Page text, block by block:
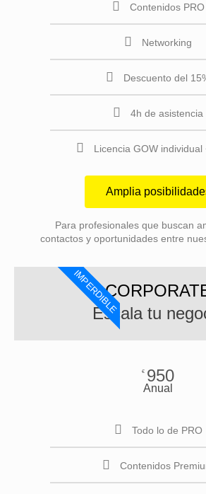
Contenidos PRO
Networking
Descuento del
4h de asistencia
Licencia GOW individual
Amplia
Para profesionales que buscan
contactos y oportunidades entre
IMPERDIBLE
Escala tu
€ 950
Anual
Todo lo de PRO
Contenidos